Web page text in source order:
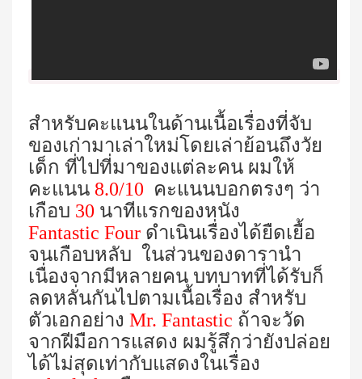
สำหรับคะแนนในด้านเนื้อเรื่องที่จับ
ของเก่ามาเล่าใหม่โดยเล่าย้อนถึงวัย
เด็ก ที่ไปที่มาของแต่ละคน ผมให้
คะแนน 8.0/10 คะแนนบอกตรงๆ ว่า
เกือบ 30 นาทีแรกของหนัง
Fantastic Four ดำเนินเรื่องได้ยืดเยื้อ
จนเกือบหลับ ในส่วนของดารานำ
เนื่องจากมีหลายคน บทบาทที่ได้รับก็
ลดหลั่นกันไปตามเนื้อเรื่อง สำหรับ
ตัวเอกอย่าง Mr. Fantastic ถ้าจะวัด
จากฝีมือการแสดง ผมรู้สึกว่ายังปล่อย
ได้ไม่สุดเท่ากับแสดงในเรื่อง